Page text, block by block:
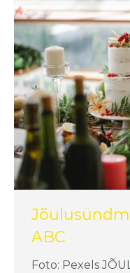
ABC
Foto: Pexels